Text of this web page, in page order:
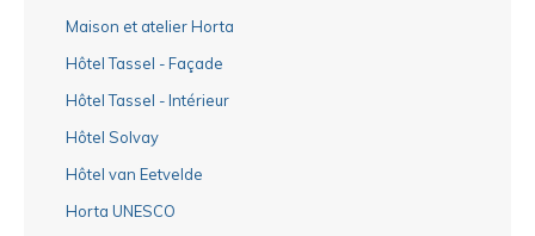
Maison et atelier Horta
Hôtel Tassel - Façade
Hôtel Tassel - Intérieur
Hôtel Solvay
Hôtel van Eetvelde
Horta UNESCO